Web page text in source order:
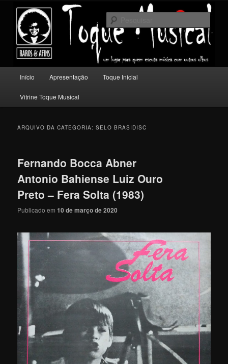
conteúdo
principal
conteúdo
secundário
Toque Musical
Um lugar para quem escuta música com outros olhos.
principal
Início Apresentação Toque Inicial
Vitrine Toque Musical
ARQUIVO DA CATEGORIA:SELO BRASIDISC
Fernando Bocca Abner
Antonio Bahiense Luiz Ouro
Preto – Fera Solta (1983)
Publicado em10 de março de 2020